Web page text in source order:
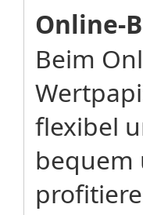
Online-
Beim
flexibel
bequem